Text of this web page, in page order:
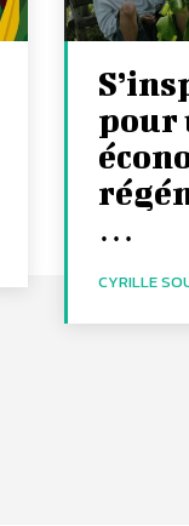
pour
…
CYRILLE